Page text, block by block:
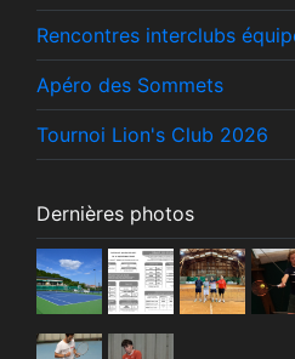
Rencontres interclubs
Apéro des Sommets
Tournoi Lion's Club 2026
Dernières photos